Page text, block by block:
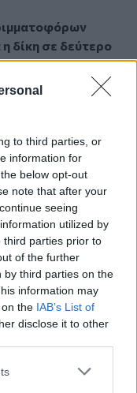
to third parties, or
information for
below opt-out
note that after your
seeing
utilized by
third parties prior to
of the further
by third parties on the
information may
the IAB’s List of
disclose it to other
δίκη σε δεύτερο
ποια είναι η
όλα στάχτη
σελίδα
page
Δημοφιλή